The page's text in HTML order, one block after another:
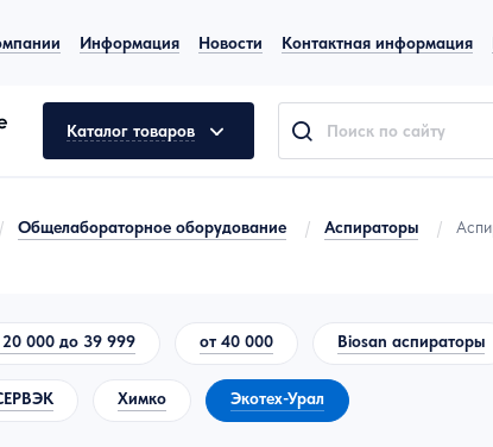
Информация Новости Контактная информация
Каталог товаров
/ Общелабораторное оборудование / Аспираторы /
20 000 до 39 999 от 40 000 Biosan аспираторы
Химко Экотех-Урал